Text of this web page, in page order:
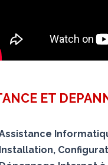
ET
Installation,